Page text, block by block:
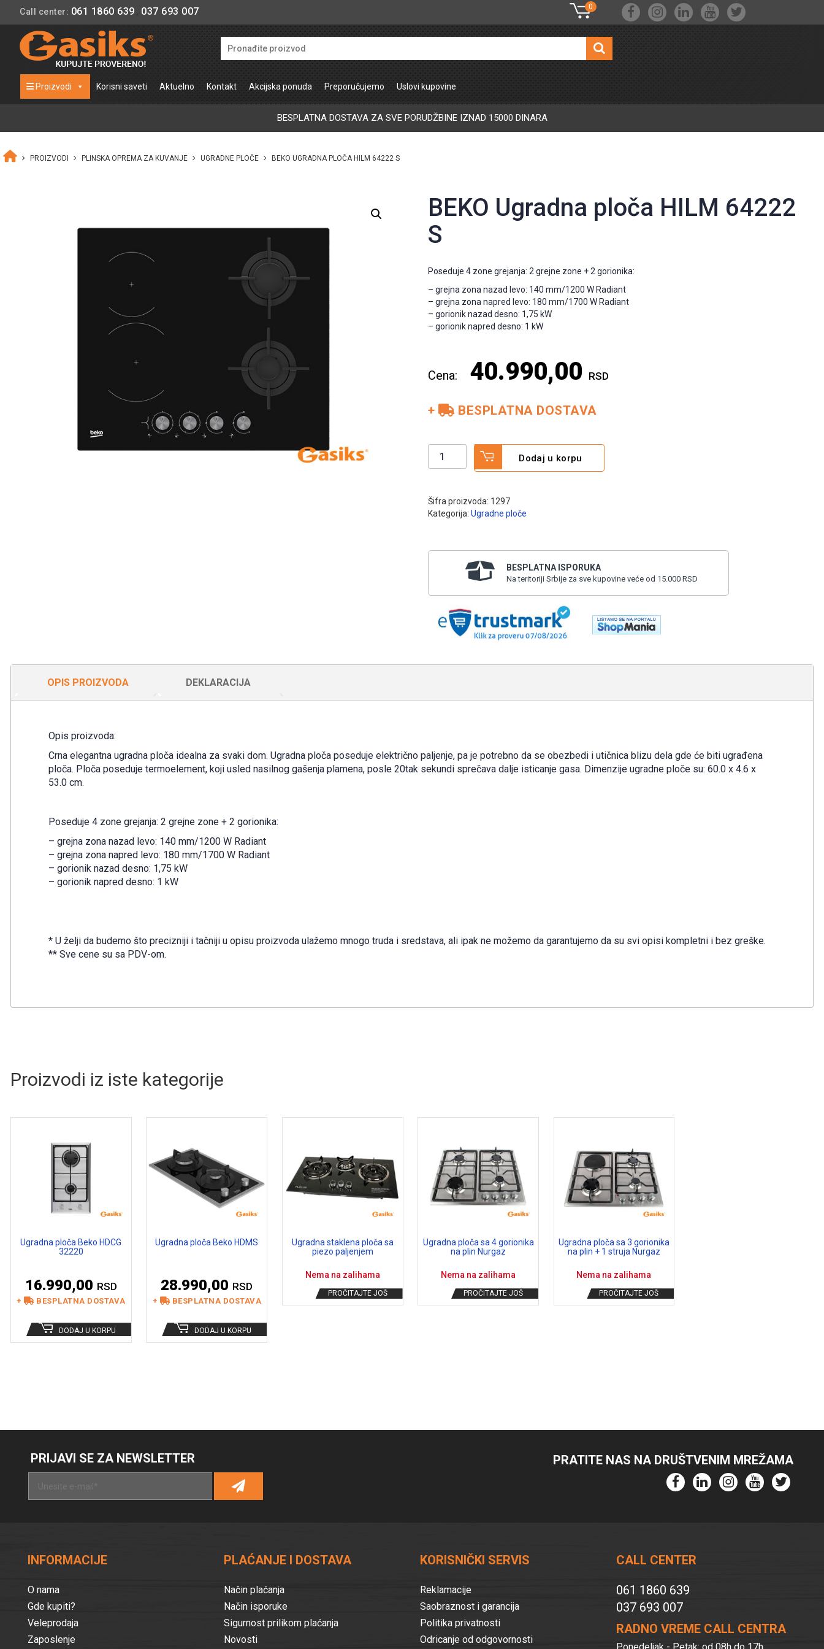
Call center: 061 1860 639 037 693 007 0
Proizvodi Korisni saveti Aktuelno Kontakt Akcijska ponuda Preporučujemo Uslovi kupovine
BESPLATNA DOSTAVA ZA SVE PORUDŽBINE IZNAD 15000 DINARA
PROIZVODI PLINSKA OPREMA ZA KUVANJE UGRADNE PLOČE BEKO UGRADNA PLOČA HILM 64222 S
BEKO Ugradna ploča HILM 64222
S
Poseduje 4 zone grejanja: 2 grejne zone + 2 gorionika:
– grejna zona nazad levo: 140 mm/1200 W Radiant
– grejna zona napred levo: 180 mm/1700 W Radiant
– gorionik nazad desno: 1,75 kW
– gorionik napred desno: 1 kW
40.990,00 RSD
+ BESPLATNA DOSTAVA
Ugradna
64222
S
Dodaj u korpu
Šifra proizvoda: 1297
Kategorija:Ugradne ploče
BESPLATNA ISPORUKA
Na teritoriji Srbije za sve kupovine veće od 15.000 RSD
OPIS PROIZVODA DEKLARACIJA
Opis proizvoda:
Crna elegantna ugradna ploča idealna za svaki dom. Ugradna ploča poseduje električno paljenje, pa je potrebno da se obezbedi i utičnica blizu dela gde će biti ugrađena
ploča. Ploča poseduje termoelement, koji usled nasilnog gašenja plamena, posle 20tak sekundi sprečava dalje isticanje gasa. Dimenzije ugradne ploče su: 60.0 x 4.6 x
53.0 cm.
Poseduje 4 zone grejanja: 2 grejne zone + 2 gorionika:
– grejna zona nazad levo: 140 mm/1200 W Radiant
– grejna zona napred levo: 180 mm/1700 W Radiant
– gorionik nazad desno: 1,75 kW
– gorionik napred desno: 1 kW
* U želji da budemo što precizniji i tačniji u opisu proizvoda ulažemo mnogo truda i sredstava, ali ipak ne možemo da garantujemo da su svi opisi kompletni i bez greške.
** Sve cene su sa PDV-om.
Proizvodi iz iste kategorije
Ugradna ploča Beko HDCG
32220
16.990,00 RSD
+ BESPLATNA DOSTAVA
DODAJ U KORPU
Ugradna ploča Beko HDMS
28.990,00 RSD
+ BESPLATNA DOSTAVA
DODAJ U KORPU
Ugradna staklena ploča sa
piezo paljenjem
Nema na zalihama
PROČITAJTE JOŠ
Ugradna ploča sa 4 gorionika
na plin Nurgaz
Nema na zalihama
PROČITAJTE JOŠ
Ugradna ploča sa 3 gorionika
na plin + 1 struja Nurgaz
Nema na zalihama
PROČITAJTE JOŠ
PRIJAVI SE ZA NEWSLETTER PRATITE NAS NA DRUŠTVENIM MREŽAMA
INFORMACIJE
O nama
Gde kupiti?
Veleprodaja
Zaposlenje
PLAĆANJE I DOSTAVA
Način plaćanja
Način isporuke
Sigurnost prilikom plaćanja
Novosti
KORISNIČKI SERVIS
Reklamacije
Saobraznost i garancija
Politika privatnosti
Odricanje od odgovornosti
CALL CENTER
061 1860 639
037 693 007
RADNO VREME CALL CENTRA